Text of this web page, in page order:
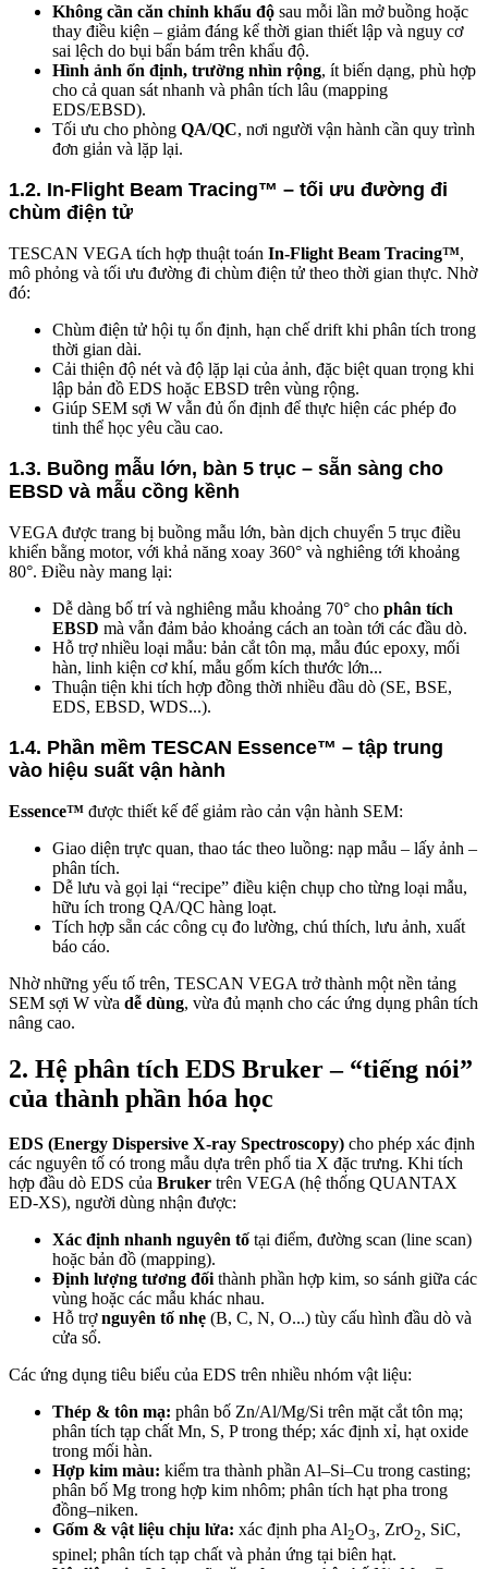
Không cần căn chỉnh khẩu độ sau mỗi lần mở buồng hoặc
thay điều kiện – giảm đáng kể thời gian thiết lập và nguy cơ
sai lệch do bụi bẩn bám trên khẩu độ.
Hình ảnh ổn định, trường nhìn rộng, ít biến dạng, phù hợp
cho cả quan sát nhanh và phân tích lâu (mapping
EDS/EBSD).
Tối ưu cho phòng QA/QC, nơi người vận hành cần quy trình
đơn giản và lặp lại.
1.2. In-Flight Beam Tracing™ – tối ưu đường đi
chùm điện tử
TESCAN VEGA tích hợp thuật toán In-Flight Beam Tracing™,
mô phỏng và tối ưu đường đi chùm điện tử theo thời gian thực. Nhờ
đó:
Chùm điện tử hội tụ ổn định, hạn chế drift khi phân tích trong
thời gian dài.
Cải thiện độ nét và độ lặp lại của ảnh, đặc biệt quan trọng khi
lập bản đồ EDS hoặc EBSD trên vùng rộng.
Giúp SEM sợi W vẫn đủ ổn định để thực hiện các phép đo
tinh thể học yêu cầu cao.
1.3. Buồng mẫu lớn, bàn 5 trục – sẵn sàng cho
EBSD và mẫu cồng kềnh
VEGA được trang bị buồng mẫu lớn, bàn dịch chuyển 5 trục điều
khiển bằng motor, với khả năng xoay 360° và nghiêng tới khoảng
80°. Điều này mang lại:
Dễ dàng bố trí và nghiêng mẫu khoảng 70° cho phân tích
EBSD mà vẫn đảm bảo khoảng cách an toàn tới các đầu dò.
Hỗ trợ nhiều loại mẫu: bản cắt tôn mạ, mẫu đúc epoxy, mối
hàn, linh kiện cơ khí, mẫu gốm kích thước lớn...
Thuận tiện khi tích hợp đồng thời nhiều đầu dò (SE, BSE,
EDS, EBSD, WDS...).
1.4. Phần mềm TESCAN Essence™ – tập trung
vào hiệu suất vận hành
Essence™ được thiết kế để giảm rào cản vận hành SEM:
Giao diện trực quan, thao tác theo luồng: nạp mẫu – lấy ảnh –
phân tích.
Dễ lưu và gọi lại “recipe” điều kiện chụp cho từng loại mẫu,
hữu ích trong QA/QC hàng loạt.
Tích hợp sẵn các công cụ đo lường, chú thích, lưu ảnh, xuất
báo cáo.
Nhờ những yếu tố trên, TESCAN VEGA trở thành một nền tảng
SEM sợi W vừa dễ dùng, vừa đủ mạnh cho các ứng dụng phân tích
nâng cao.
2. Hệ phân tích EDS Bruker – “tiếng nói”
của thành phần hóa học
EDS (Energy Dispersive X-ray Spectroscopy) cho phép xác định
các nguyên tố có trong mẫu dựa trên phổ tia X đặc trưng. Khi tích
hợp đầu dò EDS của Bruker trên VEGA (hệ thống QUANTAX
ED-XS), người dùng nhận được:
Xác định nhanh nguyên tố tại điểm, đường scan (line scan)
hoặc bản đồ (mapping).
Định lượng tương đốithành phần hợp kim, so sánh giữa các
vùng hoặc các mẫu khác nhau.
Hỗ trợnguyên tố nhẹ (B, C, N, O...) tùy cấu hình đầu dò và
cửa sổ.
Các ứng dụng tiêu biểu của EDS trên nhiều nhóm vật liệu:
Thép & tôn mạ: phân bố Zn/Al/Mg/Si trên mặt cắt tôn mạ;
phân tích tạp chất Mn, S, P trong thép; xác định xỉ, hạt oxide
trong mối hàn.
Hợp kim màu: kiểm tra thành phần Al–Si–Cu trong casting;
phân bố Mg trong hợp kim nhôm; phân tích hạt pha trong
đồng–niken.
Gốm & vật liệu chịu lửa: xác định pha Al2O3, ZrO2, SiC,
spinel; phân tích tạp chất và phản ứng tại biên hạt.